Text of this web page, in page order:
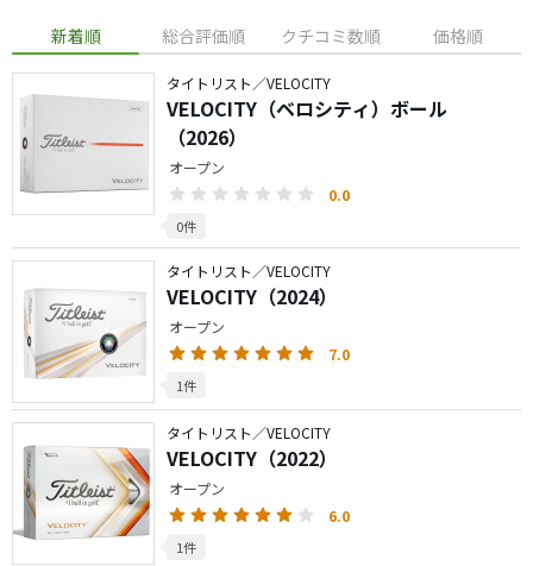
新着順 総合評価順 クチコミ数順 価格順
タイトリスト／VELOCITY
VELOCITY（ベロシティ）ボール
（2026）
オープン
0.0
0件
タイトリスト／VELOCITY
VELOCITY（2024）
オープン
7.0
1件
タイトリスト／VELOCITY
VELOCITY（2022）
オープン
6.0
1件